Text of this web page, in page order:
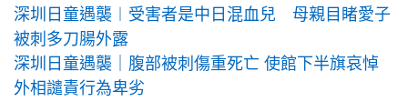
深圳日童遇襲︱受害者是中日混血兒 母親目睹愛子
被刺多刀腸外露
深圳日童遇襲｜腹部被刺傷重死亡 使館下半旗哀悼
外相譴責行為卑劣